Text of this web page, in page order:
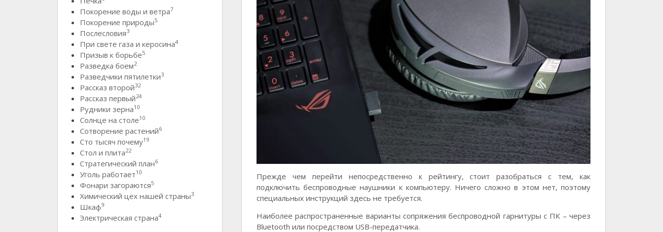
Прежде чем перейти непосредственно к рейтингу, стоит разобраться с тем, как
подключить беспроводные наушники к компьютеру. Ничего сложно в этом нет, поэтому
специальных инструкций здесь не требуется.
Наиболее распространенные варианты сопряжения беспроводной гарнитуры с ПК – через
Bluetooth или посредством USB-передатчика.
Покорение воды и ветра7
Покорение природы5
Послесловия3
При свете газа и керосина4
Призыв к борьбе5
Разведка боем2
Разведчики пятилетки3
Рассказ второй32
Рассказ первый24
Рудники зерна10
Солнце на столе10
Сотворение растений6
Сто тысяч почему19
Стол и плита22
Стратегический план6
Уголь работает10
Фонари загораются5
Химический цех нашей страны3
Шкаф9
Электрическая страна4